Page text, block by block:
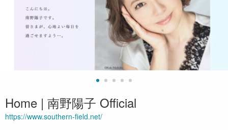
Home | 南野陽子 Official
https://www.southern-field.net/